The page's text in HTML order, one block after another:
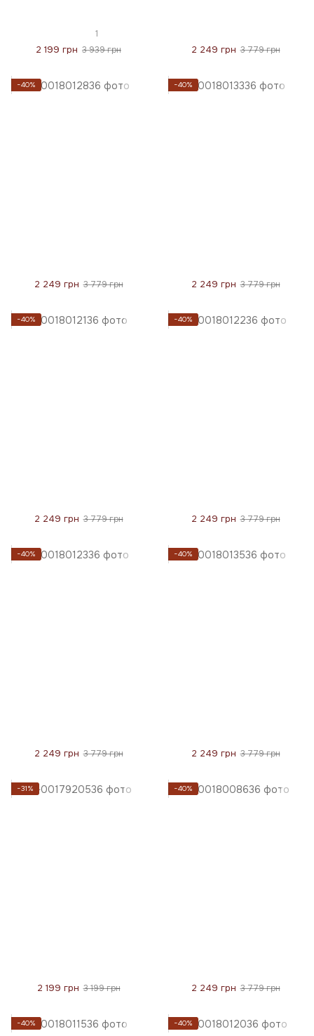
1
2 199 грн 3 939 грн 2 249 грн 3 779 грн
−40%
2 249 грн 3 779 грн
−40%
2 249 грн 3 779 грн
−40%
2 249 грн 3 779 грн
−40%
2 249 грн 3 779 грн
−40%
2 249 грн 3 779 грн
−40%
2 249 грн 3 779 грн
−31%
2 199 грн 3 199 грн
−40%
2 249 грн 3 779 грн
−40% −40%